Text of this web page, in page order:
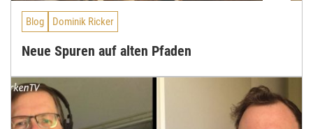
Blog Dominik Ricker
Neue Spuren auf alten Pfaden